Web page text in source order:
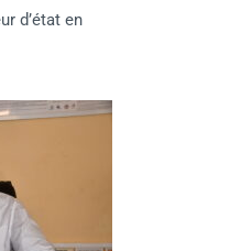
d’état en